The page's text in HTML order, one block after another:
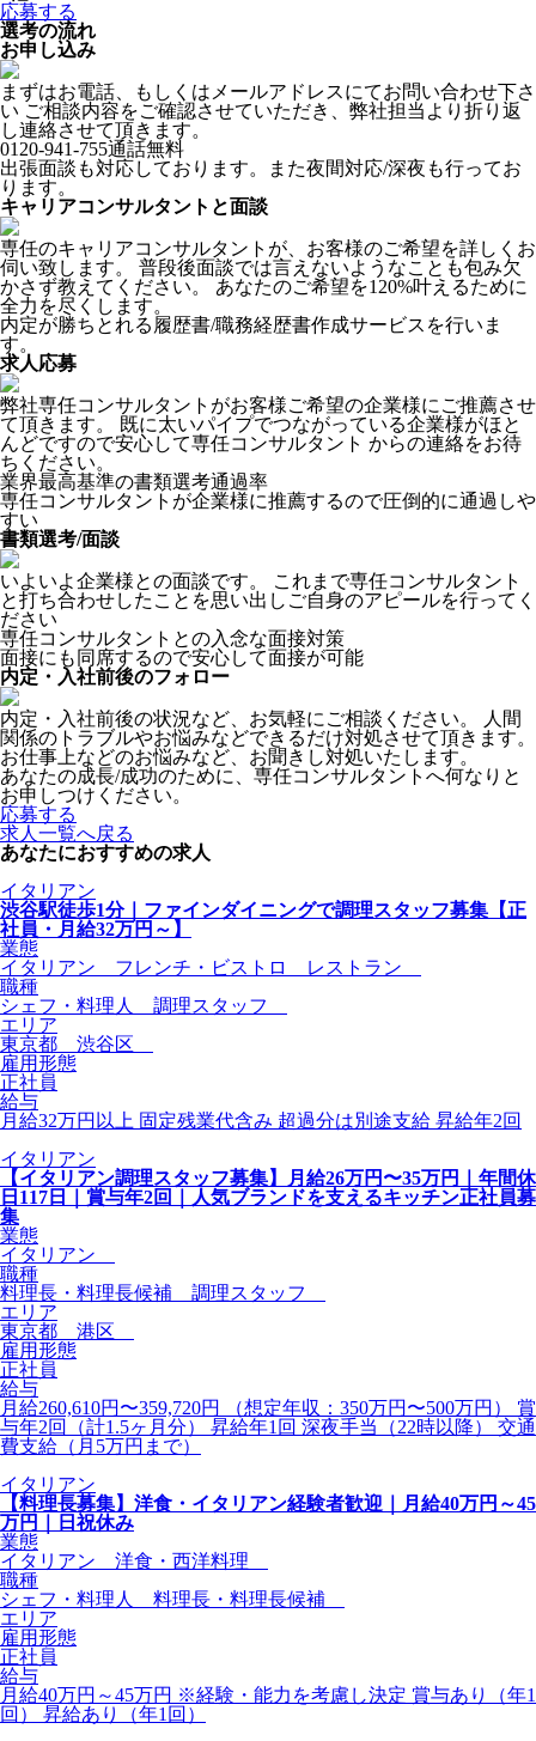
応募する
選考の流れ
お申し込み
まずはお電話、もしくはメールアドレスにてお問い合わせ下さ
い ご相談内容をご確認させていただき、弊社担当より折り返
し連絡させて頂きます。
0120-941-755通話無料
出張面談も対応しております。また夜間対応/深夜も行ってお
ります。
キャリアコンサルタントと面談
専任のキャリアコンサルタントが、お客様のご希望を詳しくお
伺い致します。 普段後面談では言えないようなことも包み欠
かさず教えてください。 あなたのご希望を120%叶えるために
全力を尽くします。
内定が勝ちとれる履歴書/職務経歴書作成サービスを行いま
す。
求人応募
弊社専任コンサルタントがお客様ご希望の企業様にご推薦させ
て頂きます。 既に太いパイプでつながっている企業様がほと
んどですので安心して専任コンサルタント からの連絡をお待
ちください。
業界最高基準の書類選考通過率
専任コンサルタントが企業様に推薦するので圧倒的に通過しや
すい
書類選考/面談
いよいよ企業様との面談です。 これまで専任コンサルタント
と打ち合わせしたことを思い出しご自身のアピールを行ってく
ださい
専任コンサルタントとの入念な面接対策
面接にも同席するので安心して面接が可能
内定・入社前後のフォロー
内定・入社前後の状況など、お気軽にご相談ください。 人間
関係のトラブルやお悩みなどできるだけ対処させて頂きます。
お仕事上などのお悩みなど、お聞きし対処いたします。
あなたの成長/成功のために、専任コンサルタントへ何なりと
お申しつけください。
応募する
求人一覧へ戻る
あなたにおすすめの求人
イタリアン
渋谷駅徒歩1分｜ファインダイニングで調理スタッフ募集【正
社員・月給32万円～】
業態
イタリアン フレンチ・ビストロ レストラン
職種
シェフ・料理人 調理スタッフ
エリア
東京都 渋谷区
雇用形態
正社員
給与
月給32万円以上 固定残業代含み 超過分は別途支給 昇給年2回
イタリアン
【イタリアン調理スタッフ募集】月給26万円〜35万円｜年間休
日117日｜賞与年2回｜人気ブランドを支えるキッチン正社員募
集
業態
イタリアン
職種
料理長・料理長候補 調理スタッフ
エリア
東京都 港区
雇用形態
正社員
給与
月給260,610円〜359,720円 （想定年収：350万円〜500万円） 賞
与年2回（計1.5ヶ月分） 昇給年1回 深夜手当（22時以降） 交通
費支給（月5万円まで）
イタリアン
【料理長募集】洋食・イタリアン経験者歓迎｜月給40万円～45
万円｜日祝休み
業態
イタリアン 洋食・西洋料理
職種
シェフ・料理人 料理長・料理長候補
エリア
雇用形態
正社員
給与
月給40万円～45万円 ※経験・能力を考慮し決定 賞与あり（年1
回） 昇給あり（年1回）